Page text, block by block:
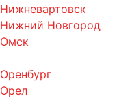
Нижневартовск
Нижний Новгород
Омск
Оренбург
Орел